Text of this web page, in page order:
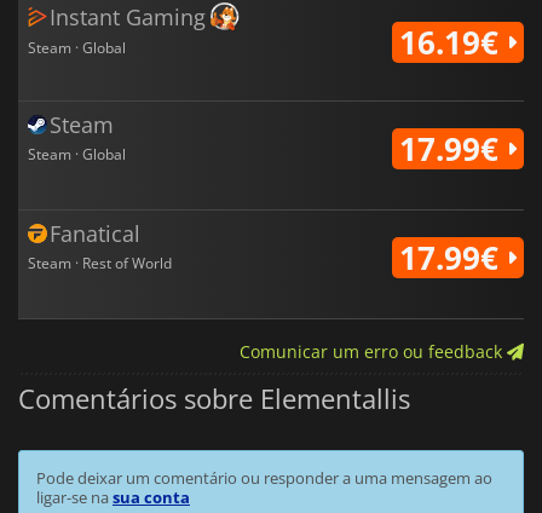
Instant Gaming
Steam · Global 16.19€
Steam
Steam · Global 17.99€
Fanatical
Steam · Rest of World 17.99€
Comunicar um erro ou feedback
Comentários sobre Elementallis
Pode deixar um comentário ou responder a uma mensagem ao
ligar-se nasua conta